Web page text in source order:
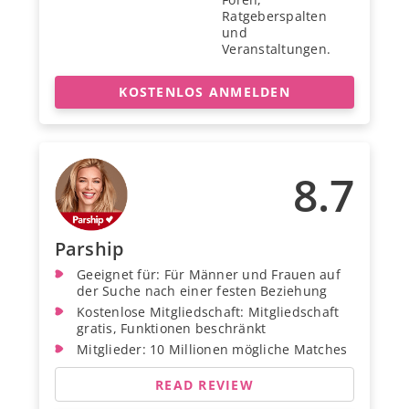
Ratgeberspalten
und
Veranstaltungen.
KOSTENLOS ANMELDEN
8.7
Parship
Geeignet für: Für Männer und Frauen auf
der Suche nach einer festen Beziehung
Kostenlose Mitgliedschaft: Mitgliedschaft
gratis, Funktionen beschränkt
Mitglieder: 10 Millionen mögliche Matches
READ REVIEW